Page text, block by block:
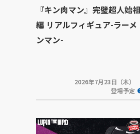
『キン肉マン』完璧超人始祖
編 リアルフィギュア-ラーメ
ンマン-
2026年7月23日（木）
登場予定